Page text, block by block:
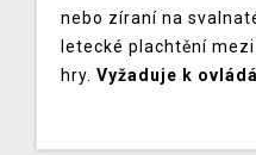
nebo zíraní na
letecké plachtění
hry. Vyžaduje k